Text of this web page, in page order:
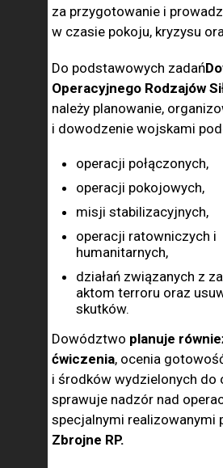
za przygotowanie i
w czasie pokoju, kryzysu
Do podstawowych zadań
Operacyjnego Rodzajów
należy planowanie,
i dowodzenie wojskami
operacji połączonych,
operacji pokojowych,
misji stabilizacyjnych,
operacji ratowniczych i
humanitarnych,
działań związanych z
aktom terroru oraz
skutków.
Dowództwo planuje
ćwiczenia, ocenia
i środków wydzielonych do
sprawuje nadzór nad
specjalnymi realizowanymi
Zbrojne RP.